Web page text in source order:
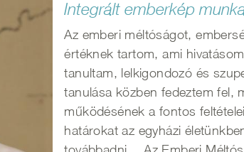
Integrált emberkép
Az emberi méltóságot,
értéknek tartom, ami
tanultam, lelkigondozó és
tanulása közben fedeztem fel,
működésének a fontos
határokat az egyházi